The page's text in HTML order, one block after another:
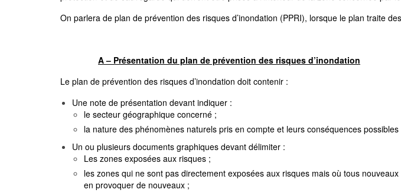
On parlera de plan de prévention des risques d’inondation (PPRI), lorsque le plan traite
A – Présentation du plan de prévention des risques d’inondation
Le plan de prévention des risques d’inondation doit contenir :
Une note de présentation devant indiquer :
le secteur géographique concerné ;
la nature des phénomènes naturels pris en compte et leurs conséquences possibles
Un ou plusieurs documents graphiques devant délimiter :
Les zones exposées aux risques ;
les zones qui ne sont pas directement exposées aux risques mais où tous
en provoquer de nouveaux ;